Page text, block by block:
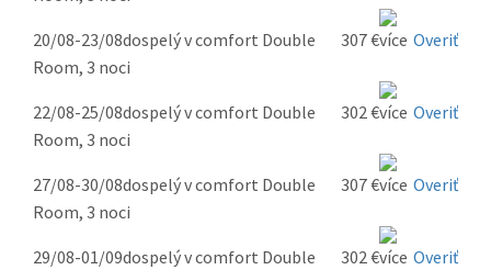
20/08-23/08dospelý v comfort Double
Room, 3 noci
307 € Overiť
22/08-25/08dospelý v comfort Double
Room, 3 noci
302 € Overiť
27/08-30/08dospelý v comfort Double
Room, 3 noci
307 € Overiť
29/08-01/09dospelý v comfort Double
302 € Overiť